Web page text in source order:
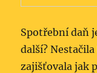
Spotřební daň
další?
zajišťovala jak